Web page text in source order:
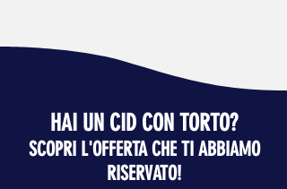
HAI UN CID CON TORTO?
SCOPRI L'OFFERTA CHE TI ABBIAMO
RISERVATO!